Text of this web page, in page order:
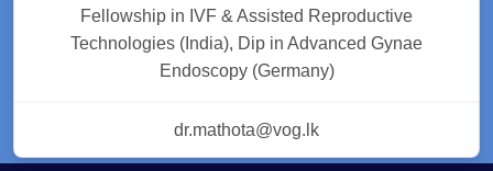
Fellowship in IVF & Assisted Reproductive
Technologies (India), Dip in Advanced Gynae
Endoscopy (Germany)
dr.mathota@vog.lk